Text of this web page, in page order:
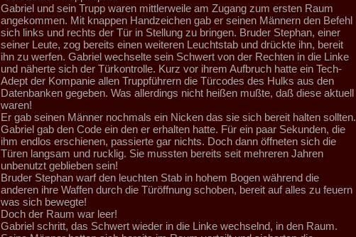
Gabriel und sein Trupp waren mittlerweile am Zugang zum ersten Raum
angekommen. Mit knappen Handzeichen gab er seinen Männern den Befehl
sich links und rechts der Tür in Stellung zu bringen. Bruder Stephan, einer
seiner Leute, zog bereits einen weiteren Leuchtstab und drückte ihn, bereit
ihn zu werfen. Gabriel wechselte sein Schwert von der Rechten in die Linke
und näherte sich der Türkontrolle. Kurz vor ihrem Aufbruch hatte ein Tech-
Adept der Kompanie allen Truppführern die Türcodes des Hulks aus den
Datenbanken gegeben. Was allerdings nicht heißen mußte, daß diese aktuell
waren!
Er gab seinen Männer nochmals ein Nicken das sie sich bereit halten sollten.
Gabriel gab den Code ein den er erhalten hatte. Für ein paar Sekunden, die
ihm endlos erschienen, passierte gar nichts. Doch dann öffneten sich die
Türen langsam und rucklig. Sie mussten bereits seit mehreren Jahren
unbenutzt geblieben sein!
Bruder Stephan warf den leuchten Stab in hohem Bogen während die
anderen ihre Waffen durch die Türöffnung schoben, bereit auf alles zu feuern
was sich bewegte!
Doch der Raum war leer!
Gabriel schritt, das Schwert wieder in die Linke wechselnd, in den Raum.